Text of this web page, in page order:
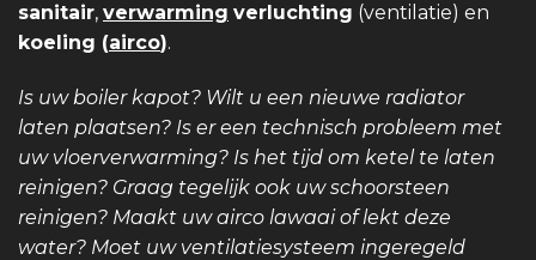
sanitair, verwarming verluchting (ventilatie) en
koeling (airco).
Is uw boiler kapot? Wilt u een nieuwe radiator
laten plaatsen? Is er een technisch probleem met
uw vloerverwarming? Is het tijd om ketel te laten
reinigen? Graag tegelijk ook uw schoorsteen
reinigen? Maakt uw airco lawaai of lekt deze
water? Moet uw ventilatiesysteem ingeregeld